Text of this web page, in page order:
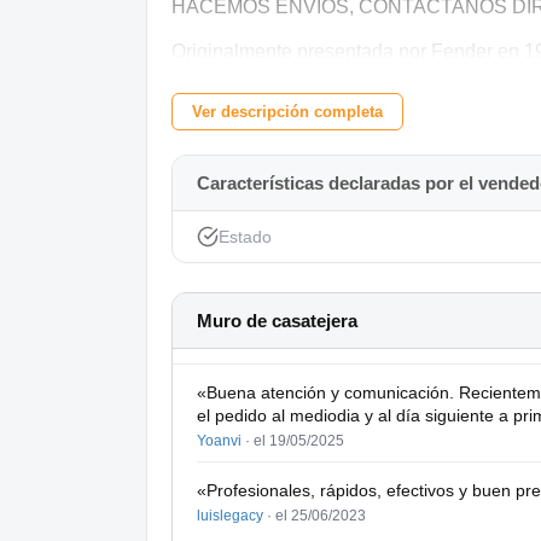
HACEMOS ENVIOS, CONTACTANOS
Originalmente presentada por Fender en
varias características amigables para el
controles individuales de volumen y tono
corta de 24.75 ". Con su aspecto de otro
tierra, este modelo transportará a
Forma de cuerpo offset único
Dos Pastillas humbucking Squier Atomic
Puente de cuerda a través del cuerpo
Ver descripción completa
Características declaradas por el
Estado
Muro de casatejera
«Buena atención y comunicación.
el pedido al mediodia y al día siguiente a
Yoanvi · el 19/05/2025
«Profesionales, rápidos, efectivos y buen
luislegacy · el 25/06/2023